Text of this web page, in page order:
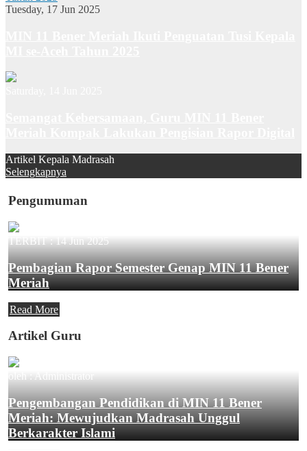
Tuesday, 17 Jun 2025
Artikel Kepala Madrasah
Selengkapnya
Pengumuman
TERBIT :14 Jun 2025
Pembagian Rapor Semester Genap MIN 11 Bener
Meriah
Read More
Artikel Guru
oleh : Administrator
Pengembangan Pendidikan di MIN 11 Bener
Meriah: Mewujudkan Madrasah Unggul
Berkarakter Islami